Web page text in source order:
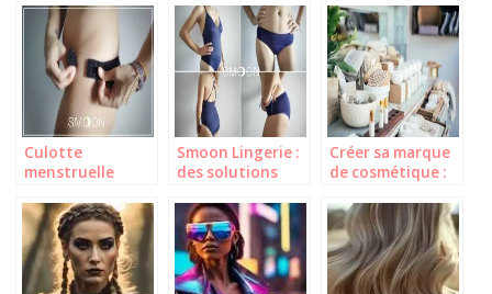
Culotte
menstruelle
Smoon : mon avis
sur cette
révolution !
Smoon Lingerie :
des solutions
allient élégance
et praticité
Créer sa marque
de cosmétique :
essentielles